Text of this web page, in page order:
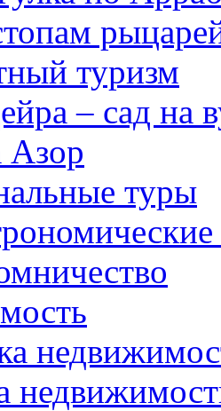
туризм
– сад на
Азор
туры